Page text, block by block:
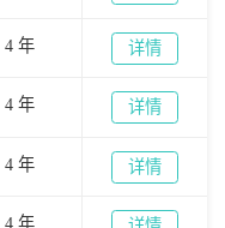
4 年 详情
4 年 详情
4 年 详情
4 年